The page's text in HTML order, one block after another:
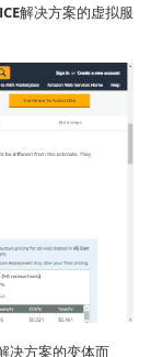
解决方案的虚拟服
决方案的变体而